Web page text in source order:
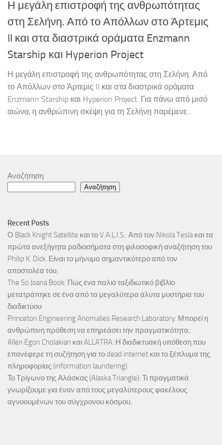
Η μεγάλη επιστροφή της ανθρωπότητας
στη Σελήνη. Από το Απόλλων στο Άρτεμις
II και στα διαστρικά οράματα Enzmann
Starship και Hyperion Project
Η μεγάλη επιστροφή της ανθρωπότητας στη Σελήνη. Από
το Απόλλων στο Άρτεμις II και στα διαστρικά οράματα
Enzmann Starship και Hyperion Project. Για πάνω από μισό
αιώνα, η ανθρώπινη σκέψη για τη Σελήνη παρέμενε...
Αναζήτηση
Αναζήτηση
Recent Posts
Ο Black Knight Satellite και το V.A.L.I.S.: Από τον Nikola Tesla και τα
πρώτα ανεξήγητα ραδιοσήματα στη φιλοσοφική αναζήτηση του
Philip K. Dick. Είναι το μήνυμα σημαντικότερο από τον
αποστολέα του;
The So Joana Book: Πώς ένα παλιό ταξιδιωτικό βιβλίο
μετατράπηκε σε ένα από τα μεγαλύτερα άλυτα μυστήρια του
διαδικτύου
Princeton Engineering Anomalies Research Laboratory: Μπορεί η
ανθρώπινη πρόθεση να επηρεάσει την πραγματικότητα;
Allen Egon Cholakian και ALLATRA: Η διαδικτυακή υπόθεση που
επανέφερε τη συζήτηση για το dead internet και το ξέπλυμα της
πληροφορίας (information laundering)
Το Τρίγωνο της Αλάσκας (Alaska Triangle): Τι πραγματικά
γνωρίζουμε για έναν από τους μεγαλύτερους φακέλους
αγνοουμένων του σύγχρονου κόσμου;